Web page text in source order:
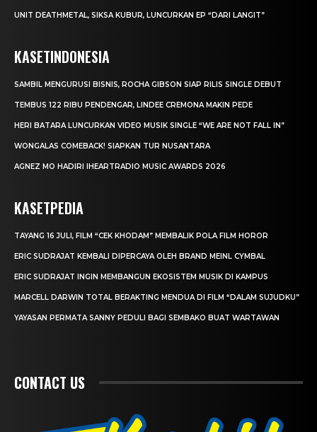
UNIT DEATHMETAL, SIKSA KUBUR, LUNCURKAN EP “DARI LANGIT”
KASETINDONESIA
SAMBIL MENGURUSI BISNIS, ROCHA GIBSON SIAP RILIS SINGLE DEBUT
TEMBUS 122 RIBU PENDENGAR, LINDEE CREMONA MAKIN PEDE
HERI BATARA LUNCURKAN VIDEO MUSIK SINGLE “WE ARE NOT FALL IN”
WONGALAS COMEBACK! SIAPKAN TUR NUSANTARA
AGNEZ MO HADIRI IHEARTRADIO MUSIC AWARDS 2026
KASETPEDIA
TAYANG 16 JULI, FILM “CEK KHODAM” MEMBALIK POLA FILM HOROR
ERIC SUDRAJAT KEMBALI DIPERCAYA OLEH BRAND MEINL CYMBAL
ERIC SUDRAJAT INGIN MEMBANGUN EKOSISTEM MUSIK DI KAMPUS
MARCELL DARWIN TOTAL BERAKTING MENDUA DI FILM “DALAM SUJUDKU”
YAYASAN PERMATA SANNY PEDULI BAGI SEMBAKO BUAT WARTAWAN
CONTACT US